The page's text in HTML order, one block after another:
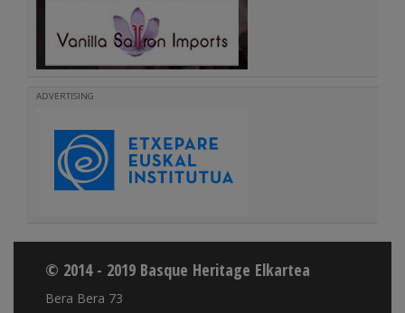
ADVERTISING
© 2014 - 2019 Basque Heritage Elkartea
Bera Bera 73